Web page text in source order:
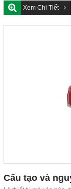
Xem Chi Tiết
Cấu tạo và